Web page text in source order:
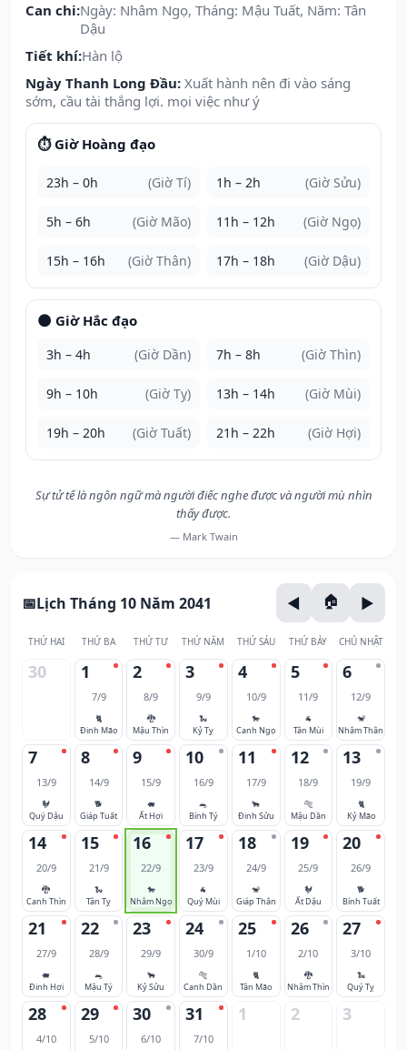
Can chi:Ngày: Nhâm Ngọ, Tháng: Mậu Tuất, Năm: Tân
Dậu
Tiết khí:Hàn lộ
Ngày Thanh Long Đầu: Xuất hành nên đi vào sáng
sớm, cầu tài thắng lợi. mọi việc như ý
⏱️ Giờ Hoàng đạo
23h – 0h (Giờ Tí) 1h – 2h (Giờ Sửu)
5h – 6h (Giờ Mão) 11h – 12h (Giờ Ngọ)
15h – 16h (Giờ Thân) 17h – 18h (Giờ Dậu)
🌑 Giờ Hắc đạo
3h – 4h (Giờ Dần) 7h – 8h (Giờ Thìn)
9h – 10h (Giờ Tỵ) 13h – 14h (Giờ Mùi)
19h – 20h (Giờ Tuất) 21h – 22h (Giờ Hợi)
Sự tử tế là ngôn ngữ mà người điếc nghe được và người mù nhìn
thấy được.
— Mark Twain
Lịch Tháng 10 Năm 2041
THỨ HAI THỨ BA THỨ TƯ THỨ NĂM THỨ SÁU THỨ BẢY CHỦ NHẬT
30 1
7/9
🐈
Đinh Mão
2
8/9
🐉
Mậu Thìn
3
9/9
🐍
Kỷ Tỵ
4
10/9
🐎
Canh Ngọ
5
11/9
🐐
Tân Mùi
6
12/9
🐒
Nhâm Thân
7
13/9
🐓
Quý Dậu
8
14/9
🐕
Giáp Tuất
9
15/9
🐖
Ất Hợi
10
16/9
🐀
Bính Tý
11
17/9
🐂
Đinh Sửu
12
18/9
🐅
Mậu Dần
13
19/9
🐈
Kỷ Mão
14
20/9
🐉
Canh Thìn
15
21/9
🐍
Tân Tỵ
16
22/9
🐎
Nhâm Ngọ
17
23/9
🐐
Quý Mùi
18
24/9
🐒
Giáp Thân
19
25/9
🐓
Ất Dậu
20
26/9
🐕
Bính Tuất
21
27/9
🐖
Đinh Hợi
22
28/9
🐀
Mậu Tý
23
29/9
🐂
Kỷ Sửu
24
30/9
🐅
Canh Dần
25
1/10
🐈
Tân Mão
26
2/10
🐉
Nhâm Thìn
27
3/10
🐍
Quý Tỵ
28
4/10
29
5/10
30
6/10
31
7/10
1 2 3